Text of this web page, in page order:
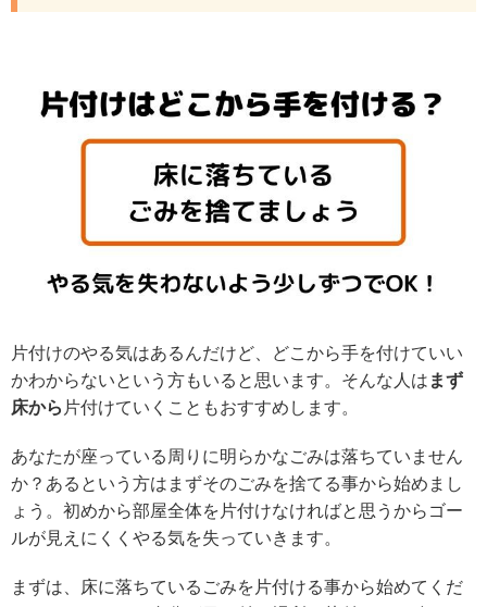
片付けのやる気はあるんだけど、どこから手を付けていい
かわからないという方もいると思います。そんな人は まず
床から 片付けていくこともおすすめします。
あなたが座っている周りに明らかなごみは落ちていません
か？あるという方はまずそのごみを捨てる事から始めまし
ょう。初めから部屋全体を片付けなければと思うからゴー
ルが見えにくくやる気を失っていきます。
まずは、床に落ちているごみを片付ける事から始めてくだ